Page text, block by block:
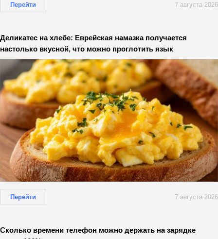
Перейти 7 августа 2026
Деликатес на хлебе: Еврейская намазка получается
настолько вкусной, что можно проглотить язык
Перейти 7 августа 2026
Сколько времени телефон можно держать на зарядке